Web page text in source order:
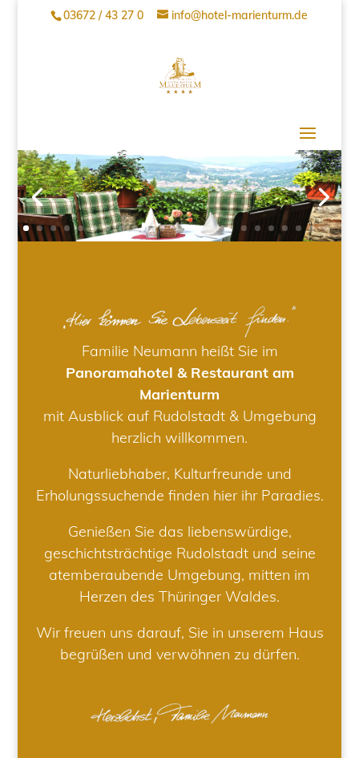
03672 / 43 27 0 info@hotel-marienturm.de
Familie Neumann heißt Sie im
Panoramahotel & Restaurant am
Marienturm
mit Ausblick auf Rudolstadt & Umgebung
herzlich willkommen.
Naturliebhaber, Kulturfreunde und
Erholungssuchende finden hier ihr Paradies.
Genießen Sie das liebenswürdige,
geschichtsträchtige Rudolstadt und seine
atemberaubende Umgebung, mitten im
Herzen des Thüringer Waldes.
Wir freuen uns darauf, Sie in unserem Haus
begrüßen und verwöhnen zu dürfen.